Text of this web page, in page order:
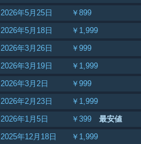
2026年5月25日
￥899
2026年5月18日
￥1,999
2026年3月26日
￥999
2026年3月19日
￥1,999
2026年3月2日
￥999
2026年2月23日
￥1,999
2026年1月5日
￥399
最安値
2025年12月18日
￥1,999